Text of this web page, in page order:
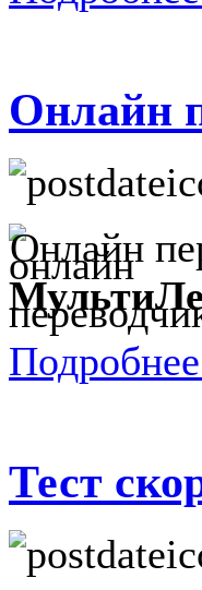
Онлайн
Онлайн
Тест